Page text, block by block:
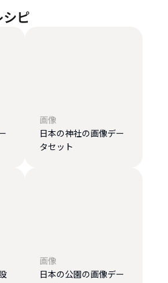
ピ
画像
日本の神社の画像デー
タセット
画像
日本の公園の画像デー